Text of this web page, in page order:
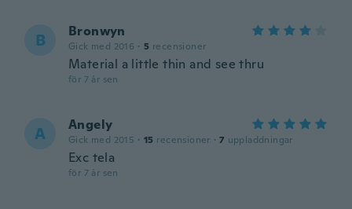
B Bronwyn
Gick med 2016 · 5 recensioner
Material a little thin and see thru
för 7 år sen
A Angely
Gick med 2015 · 15 recensioner · 7 uppladdningar
Exc tela
för 7 år sen